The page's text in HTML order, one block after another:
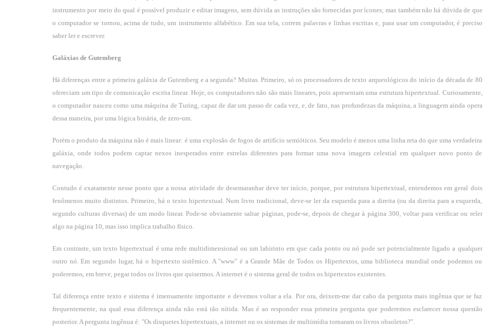
instrumento por meio do qual é possível produzir e editar imagens, sem dúvida as instruções são fornecidas por ícones; mas também não há dúvida de que
o computador se tornou, acima de tudo, um instrumento alfabético. Em sua tela, correm palavras e linhas escritas e, para usar um computador, é preciso
saber ler e escrever.
Galáxias de Gutemberg
Há diferenças entre a primeira galáxia de Gutemberg e a segunda? Muitas. Primeiro, só os processadores de texto arqueológicos do início da década de 80
ofereciam um tipo de comunicação escrita linear. Hoje, os computadores não são mais lineares, pois apresentam uma estrutura hipertextual. Curiosamente,
o computador nasceu como uma máquina de Turing, capaz de dar um passo de cada vez, e, de fato, nas profundezas da máquina, a linguagem ainda opera
dessa maneira, por uma lógica binária, de zero-um.
Porém o produto da máquina não é mais linear: é uma explosão de fogos de artifício semióticos. Seu modelo é menos uma linha reta do que uma verdadeira
galáxia, onde todos podem captar nexos inesperados entre estrelas diferentes para formar uma nova imagem celestial em qualquer novo ponto de
navegação.
Contudo é exatamente nesse ponto que a nossa atividade de desemaranhar deve ter início, porque, por estrutura hipertextual, entendemos em geral dois
fenômenos muito distintos. Primeiro, há o texto hipertextual. Num livro tradicional, deve-se ler da esquerda para a direita (ou da direita para a esquerda,
segundo culturas diversas) de um modo linear. Pode-se obviamente saltar páginas, pode-se, depois de chegar à página 300, voltar para verificar ou reler
algo na página 10, mas isso implica trabalho físico.
Em contraste, um texto hipertextual é uma rede multidimensional ou um labirinto em que cada ponto ou nó pode ser potencialmente ligado a qualquer
outro nó. Em segundo lugar, há o hipertexto sistêmico. A "www" é a Grande Mãe de Todos os Hipertextos, uma biblioteca mundial onde podemos ou
poderemos, em breve, pegar todos os livros que quisermos. A internet é o sistema geral de todos os hipertextos existentes.
Tal diferença entre texto e sistema é imensamente importante e devemos voltar a ela. Por ora, deixem-me dar cabo da pergunta mais ingênua que se faz
frequentemente, na qual essa diferença ainda não está tão nítida. Mas é ao responder essa primeira pergunta que poderemos esclarecer nossa questão
posterior. A pergunta ingênua é: "Os disquetes hipertextuais, a internet ou os sistemas de multimídia tornaram os livros obsoletos?".